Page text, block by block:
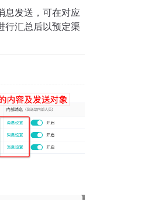
息发送，可在对应
行汇总后以预定渠